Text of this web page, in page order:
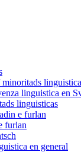
linguistica en
linguisticas
e furlan
furlan
en general